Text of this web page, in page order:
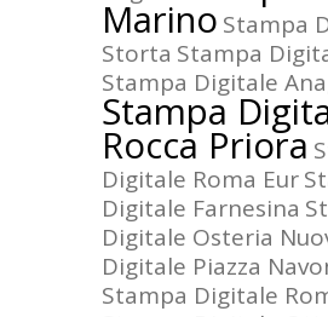
Marino Stampa
Storta Stampa
Stampa Digitale
Stampa
Rocca Priora
Digitale Roma Eur
Digitale Farnesina
Digitale Osteria
Digitale Piazza
Stampa Digitale